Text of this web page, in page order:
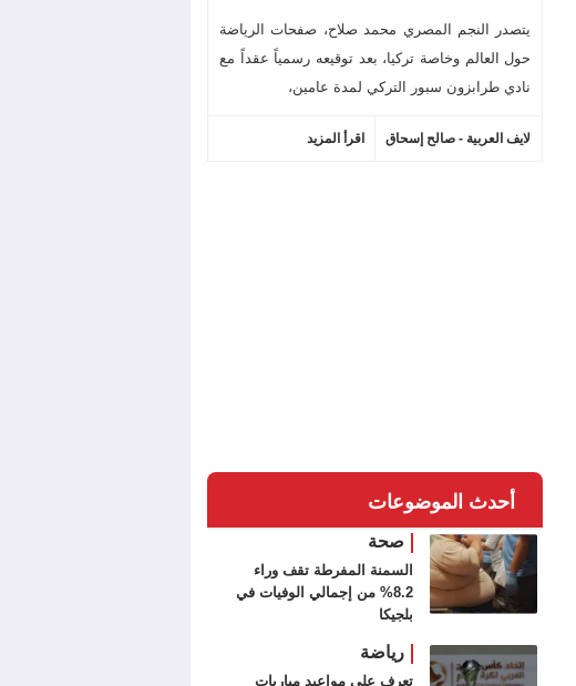
يتصدر النجم المصري محمد صلاح، صفحات الرياضة
حول العالم وخاصة تركيا، بعد توقيعه رسمياً عقداً مع
نادي طرابزون سبور التركي لمدة عامين،
لايف العربية - صالح إسحاق اقرأ المزيد
أحدث الموضوعات
صحة
السمنة المفرطة تقف وراء
8.2% من إجمالي الوفيات في
بلجيكا
رياضة
تعرف على مواعيد مباريات